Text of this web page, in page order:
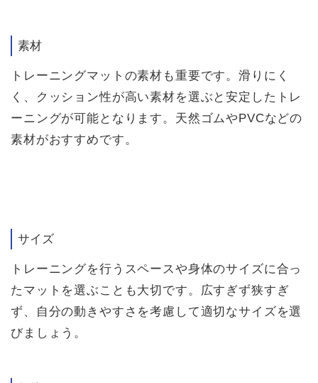
素材
トレーニングマットの素材も重要です。滑りにく
く、クッション性が高い素材を選ぶと安定したトレ
ーニングが可能となります。天然ゴムやPVCなどの
素材がおすすめです。
サイズ
トレーニングを行うスペースや身体のサイズに合っ
たマットを選ぶことも大切です。広すぎず狭すぎ
ず、自分の動きやすさを考慮して適切なサイズを選
びましょう。